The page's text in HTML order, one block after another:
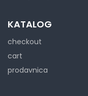
KATALOG
checkout
cart
prodavnica